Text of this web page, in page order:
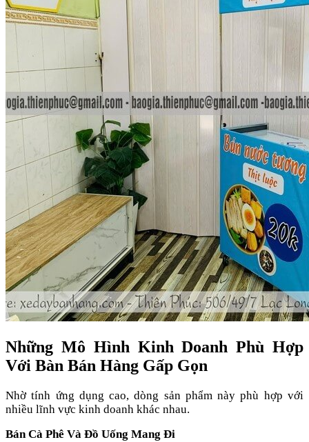
Những Mô Hình Kinh Doanh Phù Hợp
Với Bàn Bán Hàng Gấp Gọn
Nhờ tính ứng dụng cao, dòng sản phẩm này phù hợp với
nhiều lĩnh vực kinh doanh khác nhau.
Bán Cà Phê Và Đồ Uống Mang Đi